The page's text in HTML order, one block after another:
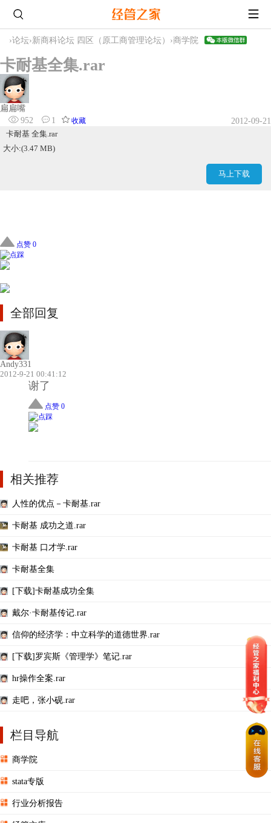
›论坛›新商科论坛 四区（原工商管理论坛） ›商学院
卡耐基全集.rar
扁扁嘴
952
1 收藏
2012-09-21
卡耐基 全集.rar
大小:(3.47 MB)
马上下载
点赞 0
全部回复
Andy331
2012-9-21 00:41:12
谢了
点赞 0
相关推荐
人性的优点－卡耐基.rar
卡耐基 成功之道.rar
卡耐基 口才学.rar
卡耐基全集
[下载]卡耐基成功全集
戴尔·卡耐基传记.rar
信仰的经济学：中立科学的道德世界.rar
[下载]罗宾斯《管理学》笔记.rar
hr操作全案.rar
走吧，张小砚.rar
栏目导航
商学院
stata专版
行业分析报告